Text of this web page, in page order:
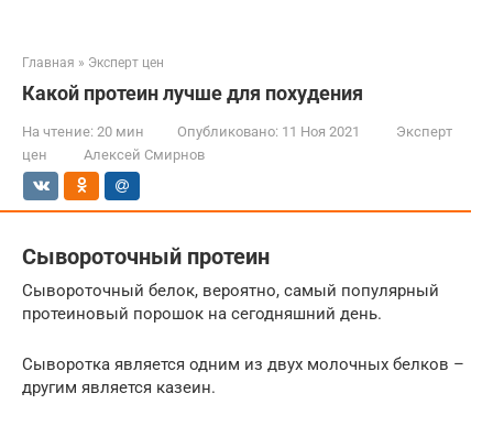
Главная » Эксперт цен
Какой протеин лучше для похудения
На чтение: 20 мин Опубликовано: 11 Ноя 2021
Эксперт
цен
Алексей Смирнов
Сывороточный протеин
Сывороточный белок, вероятно, самый популярный
протеиновый порошок на сегодняшний день.
Сыворотка является одним из двух молочных белков –
другим является казеин.